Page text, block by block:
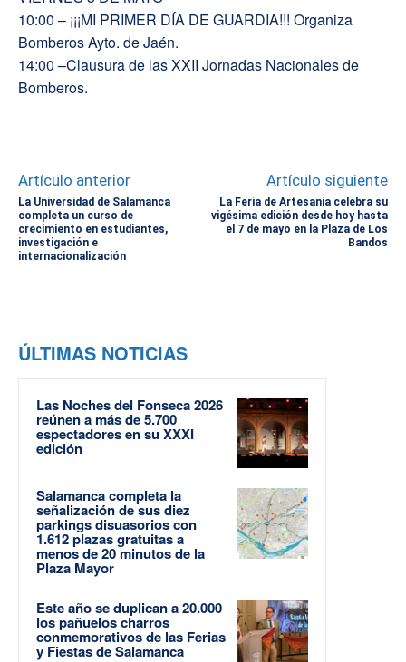
10:00 – ¡¡¡MI PRIMER DÍA DE GUARDIA!!! Organiza
Bomberos Ayto. de Jaén.
14:00 –Clausura de las XXII Jornadas Nacionales de
Bomberos.
Artículo anterior
La Universidad de Salamanca
completa un curso de
crecimiento en estudiantes,
investigación e
internacionalización
Artículo siguiente
La Feria de Artesanía celebra su
vigésima edición desde hoy hasta
el 7 de mayo en la Plaza de Los
Bandos
ÚLTIMAS NOTICIAS
Las Noches del Fonseca 2026
reúnen a más de 5.700
espectadores en su XXXI
edición
Salamanca completa la
señalización de sus diez
parkings disuasorios con
1.612 plazas gratuitas a
menos de 20 minutos de la
Plaza Mayor
Este año se duplican a 20.000
los pañuelos charros
conmemorativos de las Ferias
y Fiestas de Salamanca